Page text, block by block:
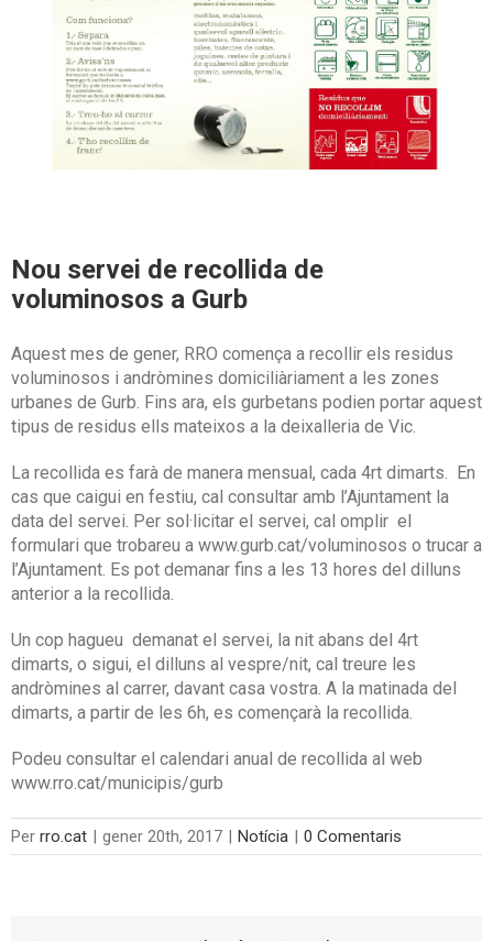
Nou servei de recollida de
voluminosos a Gurb
Aquest mes de gener, RRO comença a recollir els residus
voluminosos i andròmines domiciliàriament a les zones
urbanes de Gurb. Fins ara, els gurbetans podien portar aquest
tipus de residus ells mateixos a la deixalleria de Vic.
La recollida es farà de manera mensual, cada 4rt dimarts. En
cas que caigui en festiu, cal consultar amb l’Ajuntament la
data del servei. Per sol·licitar el servei, cal omplir el
formulari que trobareu a www.gurb.cat/voluminosos o trucar a
l’Ajuntament. Es pot demanar fins a les 13 hores del dilluns
anterior a la recollida.
Un cop hagueu demanat el servei, la nit abans del 4rt
dimarts, o sigui, el dilluns al vespre/nit, cal treure les
andròmines al carrer, davant casa vostra. A la matinada del
dimarts, a partir de les 6h, es començarà la recollida.
Podeu consultar el calendari anual de recollida al web
www.rro.cat/municipis/gurb
Per rro.cat | gener 20th, 2017 | Notícia | 0 Comentaris